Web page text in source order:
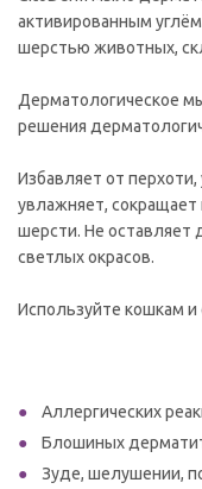
активированным
шерстью животных,
Дерматологическое
решения
Избавляет от
увлажняет, сокращает
шерсти. Не оставляет
светлых окрасов.
Используйте кошкам и
Аллергических
Блошиных
Зуде, шелушении,